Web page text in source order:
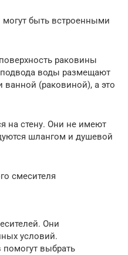
быть встроенными
раковины
воды размещают
(раковиной), а это
на стену. Они не имеют
шлангом и душевой
смесителя
Они
условий.
выбрать